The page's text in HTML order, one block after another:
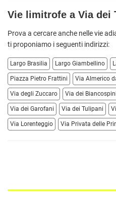
Vie limitrofe a Via dei
Prova a cercare anche nelle vie
ti proponiamo i seguenti indirizzi:
Largo Brasilia Largo Giambellino
Piazza Pietro Frattini Via Almerico
Via degli Zuccaro Via dei Biancospini
Via dei Garofani Via dei Tulipani
Via Lorenteggio Via Privata delle